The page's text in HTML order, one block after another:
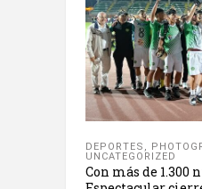
DEPORTES ,
UNCATEGORIZED
Con más de 1.300